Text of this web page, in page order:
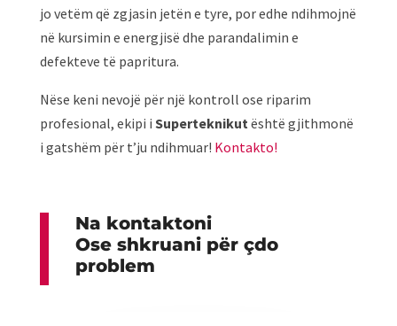
jo vetëm që zgjasin jetën e tyre, por edhe ndihmojnë
në kursimin e energjisë dhe parandalimin e
defekteve të papritura.
Nëse keni nevojë për një kontroll ose riparim
profesional, ekipi i Superteknikutështë gjithmonë
i gatshëm për t’ju ndihmuar! Kontakto!
Na kontaktoni
Ose shkruani për çdo
problem